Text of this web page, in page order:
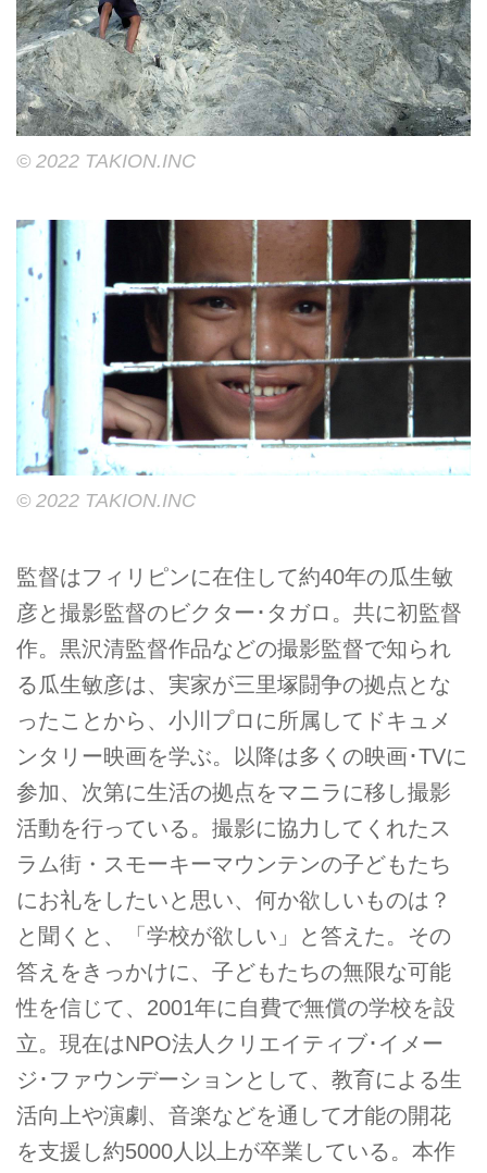
©︎ 2022 TAKION.INC
©︎ 2022 TAKION.INC
監督はフィリピンに在住して約40年の瓜生敏
彦と撮影監督のビクター･タガロ。共に初監督
作。黒沢清監督作品などの撮影監督で知られ
る瓜生敏彦は、実家が三里塚闘争の拠点とな
ったことから、小川プロに所属してドキュメ
ンタリー映画を学ぶ。以降は多くの映画･TVに
参加、次第に生活の拠点をマニラに移し撮影
活動を行っている。撮影に協力してくれたス
ラム街・スモーキーマウンテンの子どもたち
にお礼をしたいと思い、何か欲しいものは？
と聞くと、「学校が欲しい」と答えた。その
答えをきっかけに、子どもたちの無限な可能
性を信じて、2001年に自費で無償の学校を設
立。現在はNPO法人クリエイティブ･イメー
ジ･ファウンデーションとして、教育による生
活向上や演劇、音楽などを通して才能の開花
を支援し約5000人以上が卒業している。本作